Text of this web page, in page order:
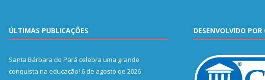
ÚLTIMAS PUBLICAÇÕES
Santa Bárbara do Pará celebra uma grande
conquista na educação! 6 de agosto de 2026
DESENVOLVIDO POR